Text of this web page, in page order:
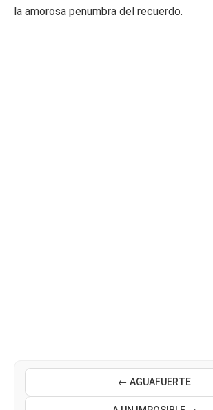
la amorosa penumbra del recuerdo.
← AGUAFUERTE